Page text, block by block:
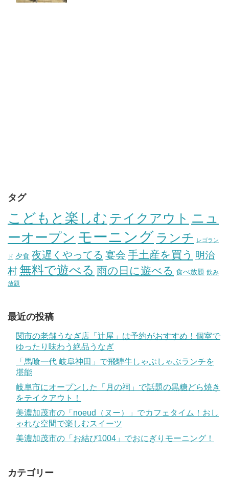
タグ
こどもと楽しむ テイクアウト ニュ
ーオープン モーニング ランチ レゴラン
ド 夕食 夜遅くやってる 宴会 手土産を買う 明治
村無料で遊べる 雨の日に遊べる 食べ放題 飲み
放題
最近の投稿
関市の老舗うなぎ店「辻屋」は予約がおすすめ！個室で
ゆったり味わう絶品うなぎ
「馬喰一代 岐阜神田」で飛騨牛しゃぶしゃぶランチを
堪能
岐阜市にオープンした「月の祠」で話題の黒糖どら焼き
をテイクアウト！
美濃加茂市の「noeud（ヌー）」でカフェタイム！おし
ゃれな空間で楽しむスイーツ
美濃加茂市の「お結び1004」でおにぎりモーニング！
カテゴリー